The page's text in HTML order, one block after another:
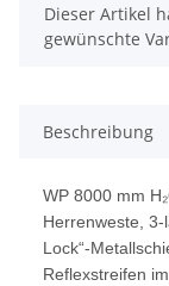
x
Dieser Artikel
gewünschte
Beschreibung
WP 8000 mm
Herrenweste, 3-
Lock“-
Reflexstreifen